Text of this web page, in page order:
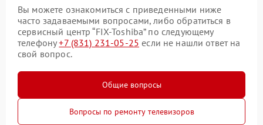
Вы можете ознакомиться с приведенными ниже
часто задаваемыми вопросами, либо обратиться в
сервисный центр “FIX-Toshiba” по следующему
телефону+7 (831) 231-05-25 если не нашли ответ на
свой вопрос.
Общие вопросы
Вопросы по ремонту телевизоров